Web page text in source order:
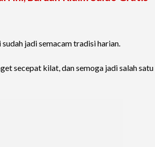
jadi semacam tradisi harian.
secepat kilat, dan semoga jadi salah satu